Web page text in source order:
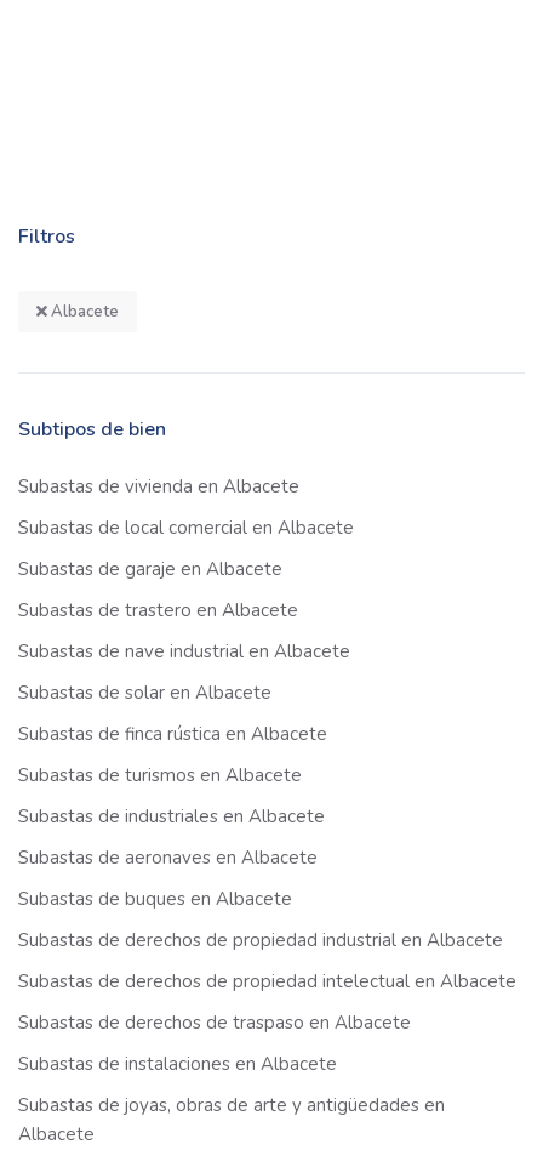
Filtros
Albacete
Subtipos de bien
Subastas de vivienda en Albacete
Subastas de local comercial en Albacete
Subastas de garaje en Albacete
Subastas de trastero en Albacete
Subastas de nave industrial en Albacete
Subastas de solar en Albacete
Subastas de finca rústica en Albacete
Subastas de turismos en Albacete
Subastas de industriales en Albacete
Subastas de aeronaves en Albacete
Subastas de buques en Albacete
Subastas de derechos de propiedad industrial en Albacete
Subastas de derechos de propiedad intelectual en Albacete
Subastas de derechos de traspaso en Albacete
Subastas de instalaciones en Albacete
Subastas de joyas, obras de arte y antigüedades en
Albacete